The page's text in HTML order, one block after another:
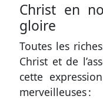
Christ en
gloire
Toutes les
Christ et de
cette
merveilleuses :